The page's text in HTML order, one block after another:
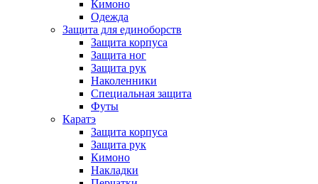
Кимоно
Одежда
Защита для единоборств
Защита корпуса
Защита ног
Защита рук
Наколенники
Специальная защита
Футы
Каратэ
Защита корпуса
Защита рук
Кимоно
Накладки